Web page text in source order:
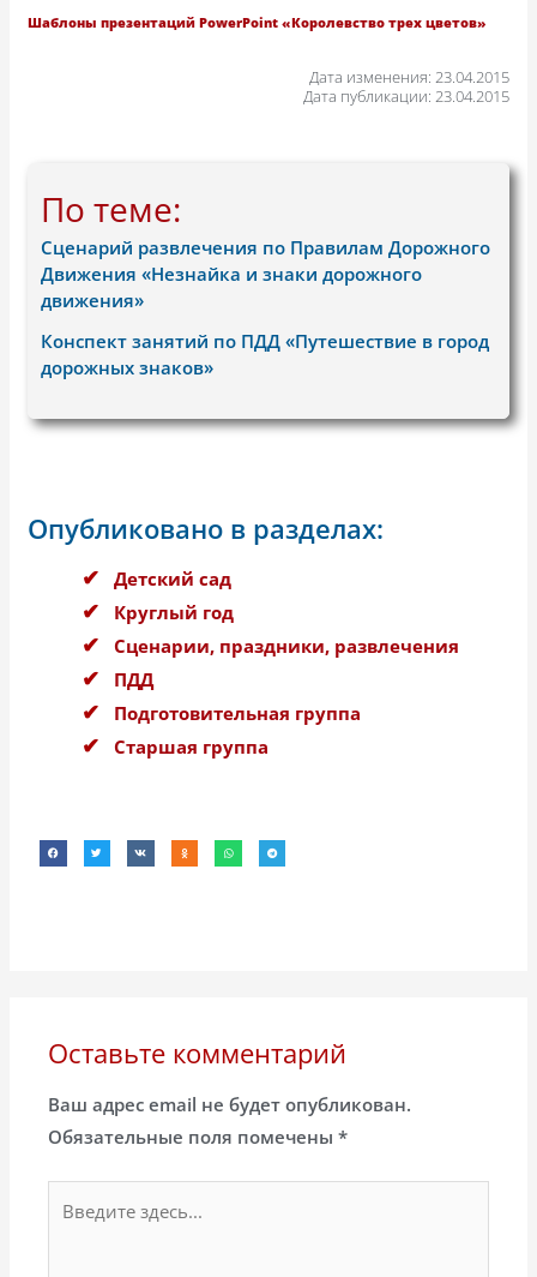
Шаблоны презентаций PowerPoint «Королевство трех цветов»
Дата изменения: 23.04.2015
Дата публикации: 23.04.2015
По теме:
Сценарий развлечения по Правилам Дорожного
Движения «Незнайка и знаки дорожного
движения»
Конспект занятий по ПДД «Путешествие в город
дорожных знаков»
Опубликовано в разделах:
Детский сад
Круглый год
Сценарии, праздники, развлечения
ПДД
Подготовительная группа
Старшая группа
Оставьте комментарий
Ваш адрес email не будет опубликован.
Обязательные поля помечены*
здесь...